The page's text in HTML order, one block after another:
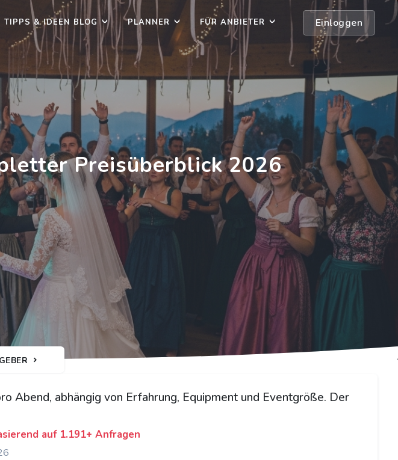
Einloggen
TIPPS & IDEEN BLOG PLANNER FÜR ANBIETER
Preisüberblick 2026
Abend, abhängig von Erfahrung, Equipment und Eventgröße. Der
auf 1.191+ Anfragen